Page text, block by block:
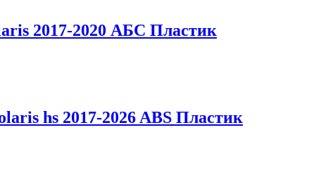
2017-2020 АБС Пластик
hs 2017-2026 ABS Пластик